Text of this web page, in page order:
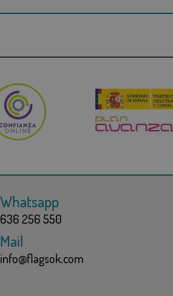
Whatsapp
636 256 550
Mail
info@flagsok.com